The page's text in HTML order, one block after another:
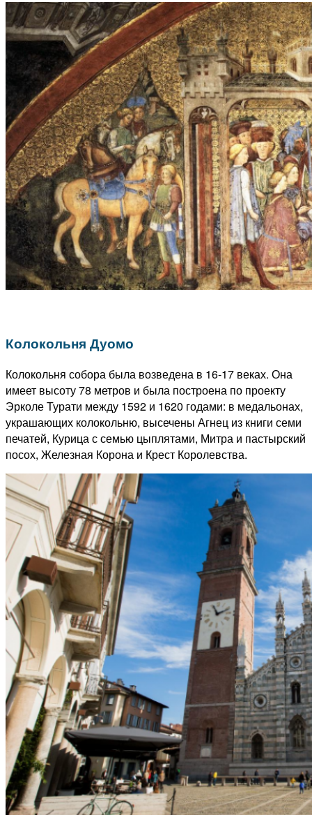
Колокольня Дуомо
Колокольня собора была возведена в 16-17 веках. Она
имеет высоту 78 метров и была построена по проекту
Эрколе Турати между 1592 и 1620 годами: в медальонах,
украшающих колокольню, высечены Агнец из книги семи
печатей, Курица с семью цыплятами, Митра и пастырский
посох, Железная Корона и Крест Королевства.